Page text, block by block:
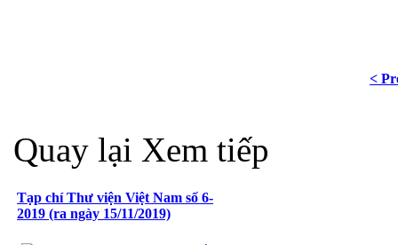
<
Quay lại Xem tiếp
Tạp chí Thư viện Việt Nam số 6-
2019 (ra ngày 15/11/2019)